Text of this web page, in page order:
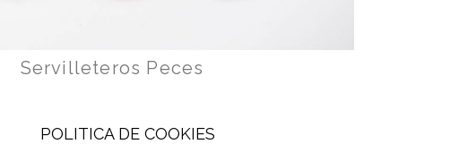
Servilleteros Peces
POLITICA DE COOKIES